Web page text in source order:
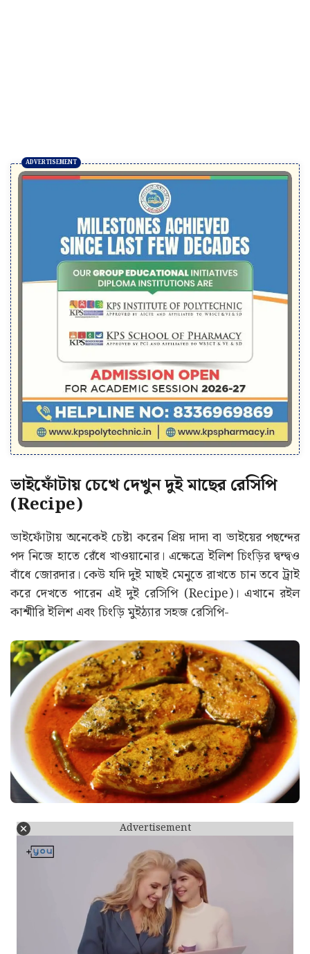
ভাইফোঁটায় চেখে দেখুন দুই মাছের রেসিপি
(Recipe)
ভাইফোঁটায় অনেকেই চেষ্টা করেন প্রিয় দাদা বা ভাইয়ের পছন্দের
পদ নিজে হাতে রেঁধে খাওয়ানোর। এক্ষেত্রে ইলিশ চিংড়ির দ্বন্দ্বও
বাঁধে জোরদার। কেউ যদি দুই মাছই মেনুতে রাখতে চান তবে ট্রাই
করে দেখতে পারেন এই দুই রেসিপি (Recipe)। এখানে রইল
কাশ্মীরি ইলিশ এবং চিংড়ি মুইঠ্যার সহজ রেসিপি-
Advertisement